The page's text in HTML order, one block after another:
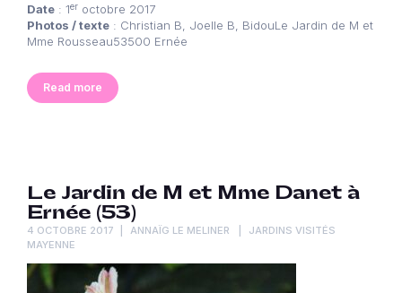
Date : 1er octobre 2017
Photos / texte : Christian B, Joelle B, BidouLe Jardin de M et
Mme Rousseau53500 Ernée
Read more
Le Jardin de M et Mme Danet à
Ernée (53)
4 OCTOBRE 2017 ANNAÏG LE MELINER
JARDINS VISITÉS
MAYENNE